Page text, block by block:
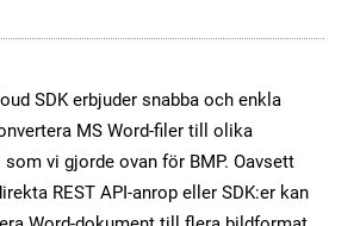
SDK erbjuder snabba och enkla
MS Word-filer till olika
vi gjorde ovan för BMP. Oavsett
REST API-anrop eller SDK:er kan